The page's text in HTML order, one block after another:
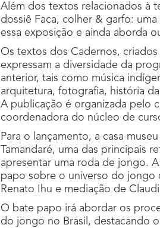
Além dos textos relacionados à
dossiê Faca, colher & garfo:
essa exposição e ainda aborda
Os textos dos Cadernos,
expressam a diversidade da
anterior, tais como música
arquitetura, fotografia, história
A publicação é organizada pelo
coordenadora do núcleo de
Para o lançamento, a casa
Tamandaré, uma das principais
apresentar uma roda de jongo.
papo sobre o universo do jongo
Renato Ihu e mediação de
O bate papo irá abordar os
do jongo no Brasil, destacando